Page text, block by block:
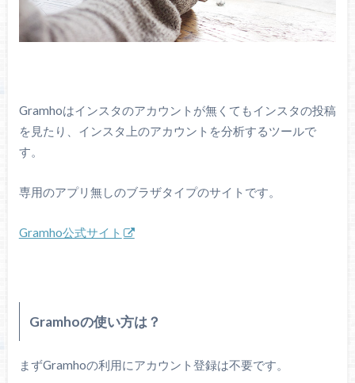
Gramhoはインスタのアカウントが無くてもインスタの投稿
を見たり、インスタ上のアカウントを分析するツールで
す。
専用のアプリ無しのブラザタイプのサイトです。
Gramho公式サイト
Gramhoの使い方は？
まずGramhoの利用にアカウント登録は不要です。